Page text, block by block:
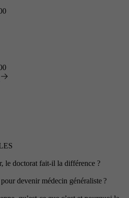
le doctorat fait-il la différence ?
devenir médecin généraliste ?